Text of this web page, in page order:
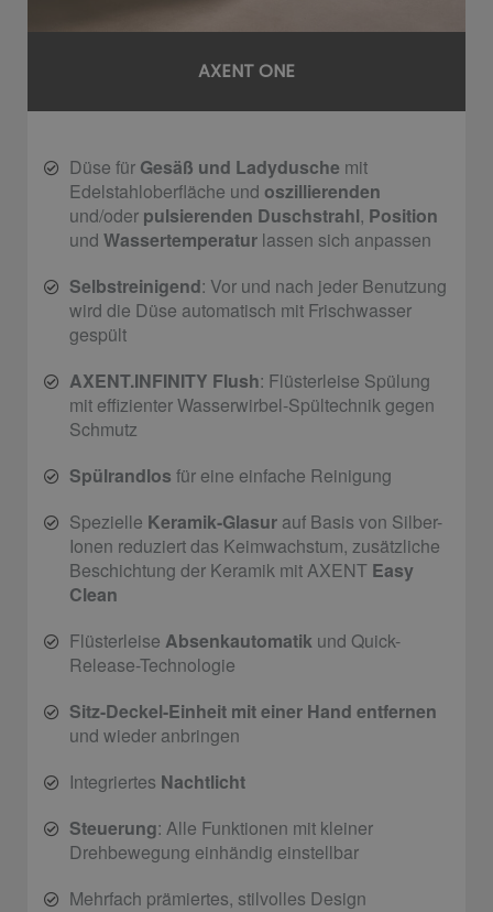
AXENT ONE
Düse für Gesäß und Ladydusche mit
Edelstahloberfläche und oszillierenden
und/oder pulsierenden Duschstrahl, Position
und Wassertemperaturlassen sich anpassen
Selbstreinigend: Vor und nach jeder Benutzung
wird die Düse automatisch mit Frischwasser
gespült
AXENT.INFINITY Flush: Flüsterleise Spülung
mit effizienter Wasserwirbel-Spültechnik gegen
Schmutz
Spülrandlos für eine einfache Reinigung
Spezielle Keramik-Glasur auf Basis von Silber-
Ionen reduziert das Keimwachstum, zusätzliche
Beschichtung der Keramik mit AXENT Easy
Clean
Flüsterleise Absenkautomatik und Quick-
Release-Technologie
Sitz-Deckel-Einheit mit einer Hand entfernen
und wieder anbringen
Integriertes Nachtlicht
Steuerung: Alle Funktionen mit kleiner
Drehbewegung einhändig einstellbar
Mehrfach prämiertes, stilvolles Design